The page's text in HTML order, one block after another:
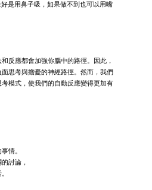
是用鼻子吸，如果做不到也可以用嘴
反應都會加強你腦中的路徑。因此，
思考與擔憂的神經路徑。然而，我們
模式，使我們的自動反應變得更加有
情。
討論，